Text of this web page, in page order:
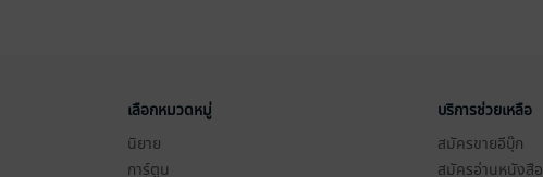
เลือกหมวดหมู่
นิยาย
การ์ตูน
บริการช่วยเหลือ
สมัครขายอีบุ๊ก
สมัครอ่านหนังสือ